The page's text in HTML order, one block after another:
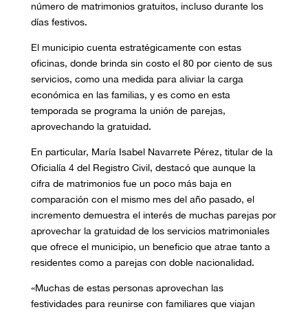
número de matrimonios gratuitos, incluso durante los
días festivos.
El municipio cuenta estratégicamente con estas
oficinas, donde brinda sin costo el 80 por ciento de sus
servicios, como una medida para aliviar la carga
económica en las familias, y es como en esta
temporada se programa la unión de parejas,
aprovechando la gratuidad.
En particular, María Isabel Navarrete Pérez, titular de la
Oficialía 4 del Registro Civil, destacó que aunque la
cifra de matrimonios fue un poco más baja en
comparación con el mismo mes del año pasado, el
incremento demuestra el interés de muchas parejas por
aprovechar la gratuidad de los servicios matrimoniales
que ofrece el municipio, un beneficio que atrae tanto a
residentes como a parejas con doble nacionalidad.
«Muchas de estas personas aprovechan las
festividades para reunirse con familiares que viajan